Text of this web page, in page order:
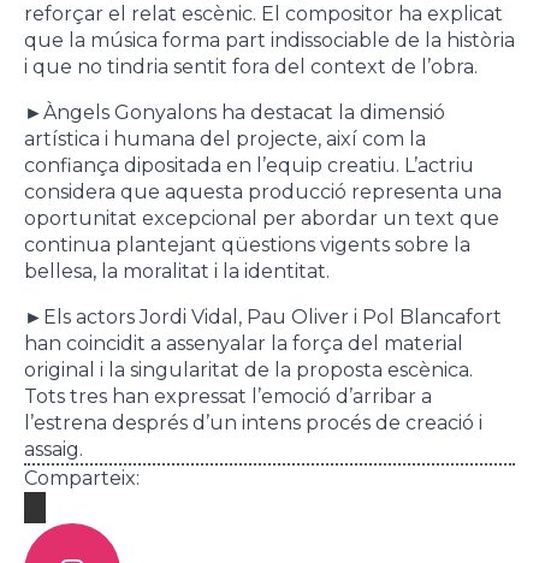
reforçar el relat escènic. El compositor ha explicat
que la música forma part indissociable de la història
i que no tindria sentit fora del context de l’obra.
►Àngels Gonyalons ha destacat la dimensió
artística i humana del projecte, així com la
confiança dipositada en l’equip creatiu. L’actriu
considera que aquesta producció representa una
oportunitat excepcional per abordar un text que
continua plantejant qüestions vigents sobre la
bellesa, la moralitat i la identitat.
► Els actors Jordi Vidal, Pau Oliver i Pol Blancafort
han coincidit a assenyalar la força del material
original i la singularitat de la proposta escènica.
Tots tres han expressat l’emoció d’arribar a
l’estrena després d’un intens procés de creació i
assaig.
Comparteix: